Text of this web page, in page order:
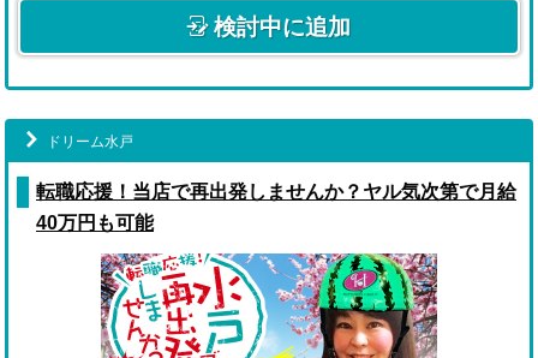
検討中に追加
ドリーム水戸
転職応援！当店で再出発しませんか？ヤル気次第で月給
40万円も可能